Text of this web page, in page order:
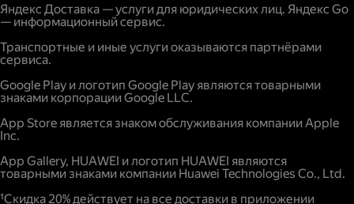
Яндекс Доставка — услуги для юридических лиц. Яндекс Go
— информационный сервис.
Транспортные и иные услуги оказываются партнёрами
сервиса.
Google Play и логотип Google Play являются товарными
знаками корпорации Google LLC.
App Store является знаком обслуживания компании Apple
Inc.
App Gallery, HUAWEI и логотип HUAWEI являются
товарными знаками компании Huawei Technologies Co., Ltd.
¹Скидка 20% действует на все доставки в приложении